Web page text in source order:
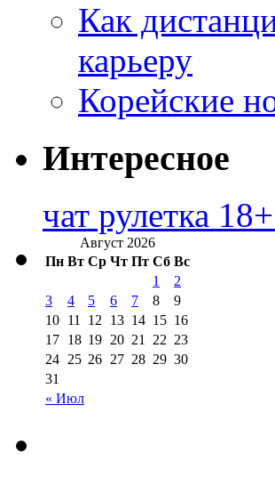
Как
карьеру
Корейские
Интересное
чат рулетка
Август 2026
Пн Вт Ср Чт Пт Сб Вс
« Июл
1
2
3
4 5 6 7 8
9
10 11 12 13 14 15 16
17 18 19 20 21 22 23
24 25 26 27 28 29 30
31